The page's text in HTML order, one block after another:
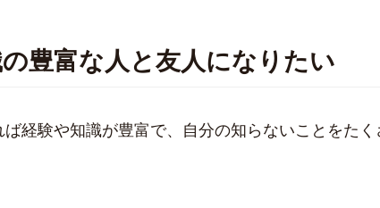
豊富な人と友人になりたい
経験や知識が豊富で、自分の知らないことをたく